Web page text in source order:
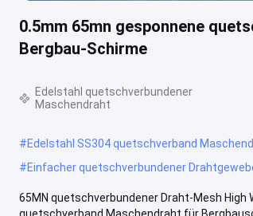
0.5mm 65mn gesponnene
Bergbau-Schirme
Edelstahl quetschverbundener
Maschendraht
#Edelstahl SS304 quetschverband
#Einfacher quetschverbundener
65MN quetschverbundener Draht-Mesh
quetschverband Maschendraht für